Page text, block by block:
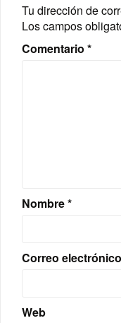
Tu dirección de
Los campos
Comentario *
Nombre*
Correo electrónico
Web